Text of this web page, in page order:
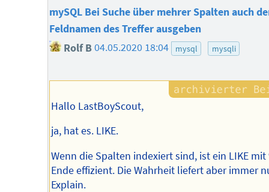
mySQL Bei Suche über mehrer Spalten auch
Feldnamen des Treffer ausgeben
Rolf B04.05.2020 18:04 mysql mysqli
Hallo LastBoyScout,
ja, hat es. LIKE.
Wenn die Spalten indexiert sind, ist ein LIKE mit
Ende effizient. Die Wahrheit liefert aber immer
Explain.